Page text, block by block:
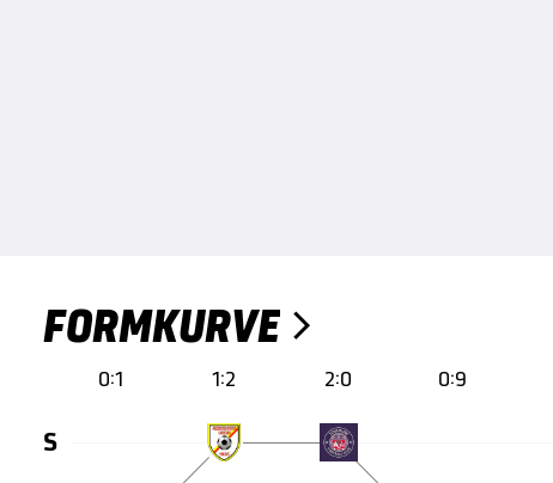
FORMKURVE 
0:1 1:2 2:0 0:9
S